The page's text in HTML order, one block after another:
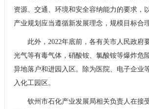
资源、交通、环境和安全容纳能力的要求，
产业规划应当遵循新发展理念，规模目标合
此外，2022年底前，各有关市人民政府
光气等有毒气体，硝酸铵、氯酸铵等爆炸危
异地落户和进园入区。除为医院、电子企业
入化工园区。
钦州市石化产业发展局相关负责人在接